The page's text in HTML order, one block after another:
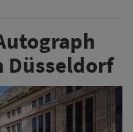
Düsseldorf